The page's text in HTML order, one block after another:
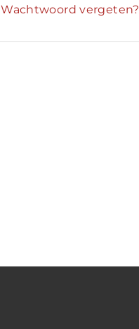
Wachtwoord vergeten?